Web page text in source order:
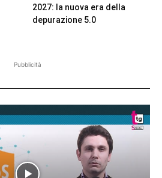
2027: la nuova era della
depurazione 5.0
Pubblicità